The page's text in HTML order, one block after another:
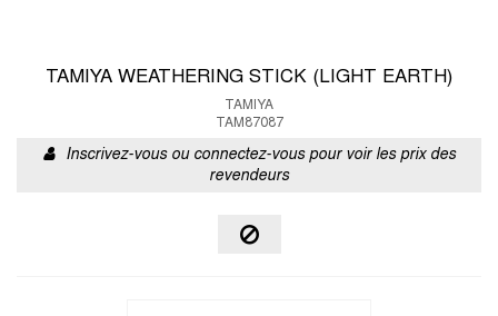
TAMIYA WEATHERING STICK (LIGHT EARTH)
TAMIYA
TAM87087
Inscrivez-vous ou connectez-vous pour voir les prix des
revendeurs